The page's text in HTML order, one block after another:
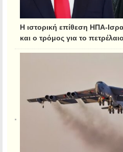
Η ιστορική επίθεση ΗΠΑ-
και ο τρόμος για το πετρέλαιο